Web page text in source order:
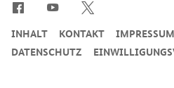
INHALT KONTAKT IMPRESSUM
DATENSCHUTZ